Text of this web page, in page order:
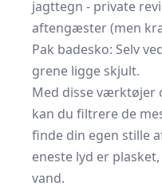
jagttegn - private
aftengæster (men
Pak badesko: Selv
grene ligge skjult.
Med disse værktøjer
kan du filtrere de
finde din egen stille
eneste lyd er
vand.